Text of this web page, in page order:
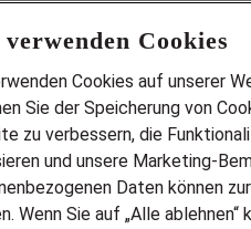
Cookies
Cookies auf unserer
Sie der Speicherung von
zu verbessern, die
und unsere Marketing-
Daten können
Wenn Sie auf „Alle